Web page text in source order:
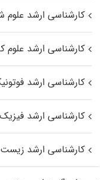
کارشناسی ارشد علوم
کارشناسی ارشد علوم
کارشناسی ارشد
کارشناسی ارشد فیزیک
کارشناسی ارشد